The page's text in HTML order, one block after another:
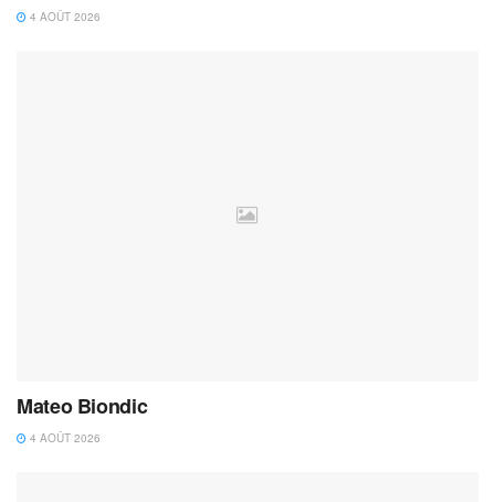
4 AOÛT 2026
Mateo Biondic
4 AOÛT 2026